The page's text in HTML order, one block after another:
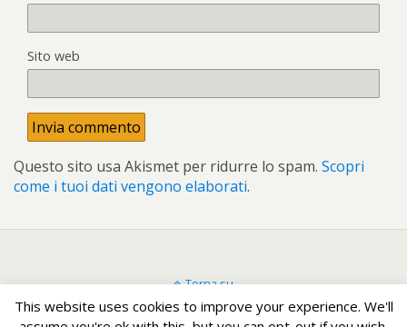
Sito web
Questo sito usa Akismet per ridurre lo spam. Scopri
come i tuoi dati vengono elaborati.
Torna su
This website uses cookies to improve your experience. We'll